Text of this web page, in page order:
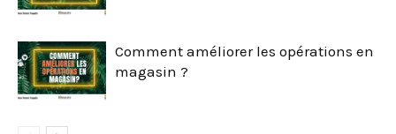
Comment améliorer les opérations en
magasin ?